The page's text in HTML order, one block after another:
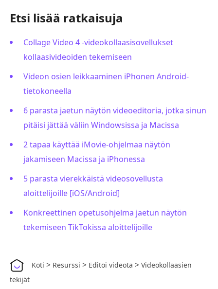
Etsi lisää ratkaisuja
Collage Video 4 -videokollaasisovellukset
kollaasivideoiden tekemiseen
Videon osien leikkaaminen iPhonen Android-
tietokoneella
6 parasta jaetun näytön videoeditoria, jotka sinun
pitäisi jättää väliin Windowsissa ja Macissa
2 tapaa käyttää iMovie-ohjelmaa näytön
jakamiseen Macissa ja iPhonessa
5 parasta vierekkäistä videosovellusta
aloittelijoille [iOS/Android]
Konkreettinen opetusohjelma jaetun näytön
tekemiseen TikTokissa aloittelijoille
Koti > Resurssi > Editoi videota > Videokollaasien
tekijät